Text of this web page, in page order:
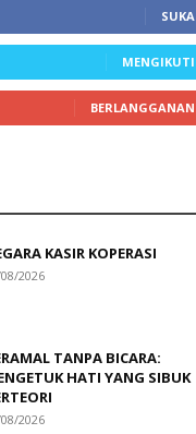
SUKA
MENGIKUTI
BERLANGGANAN
KASIR KOPERASI
2026
TANPA BICARA:
HATI YANG SIBUK
2026